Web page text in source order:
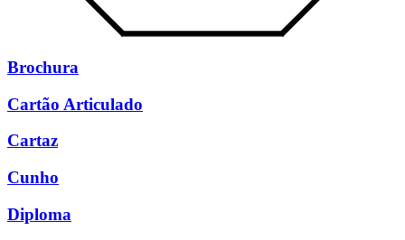
Brochura
Cartão Articulado
Cartaz
Cunho
Diploma